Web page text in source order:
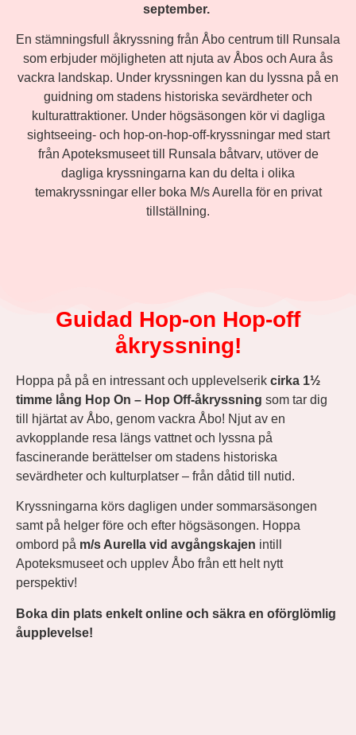
september.
En stämningsfull åkryssning från Åbo centrum till Runsala
som erbjuder möjligheten att njuta av Åbos och Aura ås
vackra landskap. Under kryssningen kan du lyssna på en
guidning om stadens historiska sevärdheter och
kulturattraktioner. Under högsäsongen kör vi dagliga
sightseeing- och hop-on-hop-off-kryssningar med start
från Apoteksmuseet till Runsala båtvarv, utöver de
dagliga kryssningarna kan du delta i olika
temakryssningar eller boka M/s Aurella för en privat
tillställning.
Guidad Hop-on Hop-off
åkryssning!
Hoppa på på en intressant och upplevelserik cirka 1½
timme lång Hop On – Hop Off-åkryssning som tar dig
till hjärtat av Åbo, genom vackra Åbo! Njut av en
avkopplande resa längs vattnet och lyssna på
fascinerande berättelser om stadens historiska
sevärdheter och kulturplatser – från dåtid till nutid.
Kryssningarna körs dagligen under sommarsäsongen
samt på helger före och efter högsäsongen. Hoppa
ombord på m/s Aurella vid avgångskajen intill
Apoteksmuseet och upplev Åbo från ett helt nytt
perspektiv!
Boka din plats enkelt online och säkra en oförglömlig
åupplevelse!